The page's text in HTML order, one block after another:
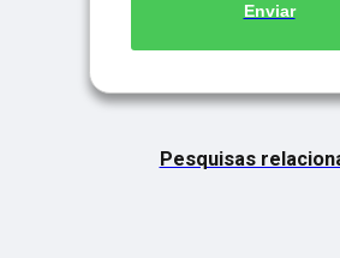
Enviar
Pesquisas